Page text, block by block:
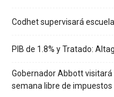
Codhet supervisará
PIB de 1.8% y Tratado:
Gobernador Abbott
semana libre de impuestos